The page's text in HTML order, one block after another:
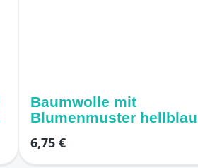
Baumwolle mit
Blumenmuster hellblau
6,75 €